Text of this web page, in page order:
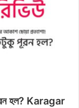
পূরন হল? Karagar